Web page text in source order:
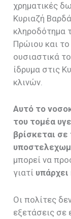
χρηματικές
Κυριαζή
κληροδότημα
Πρώιου και το
ουσιαστικά
ίδρυμα στις
κλινών.
Αυτό το
του τομέα
βρίσκεται
μπορεί να
γιατί
Οι πολίτες
εξετάσεις σε